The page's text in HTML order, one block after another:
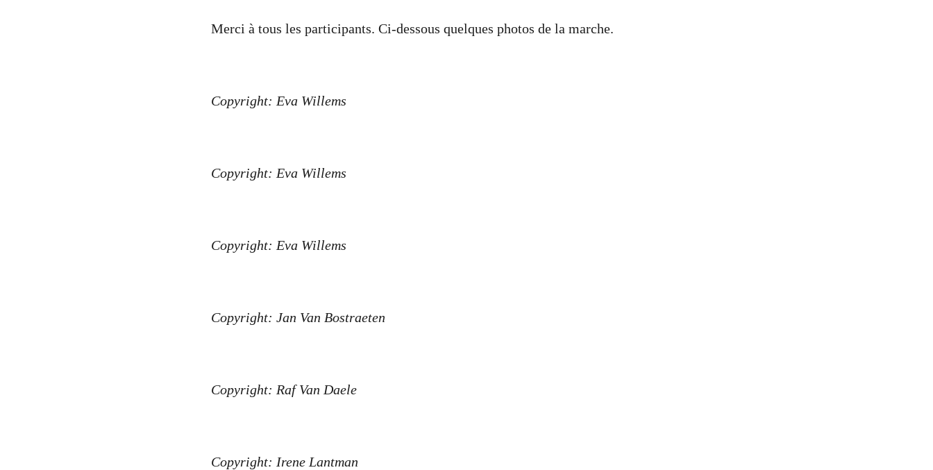
Merci à tous les participants. Ci-dessous quelques photos de la marche.
Copyright: Eva Willems
Copyright: Eva Willems
Copyright: Eva Willems
Copyright: Jan Van Bostraeten
Copyright: Raf Van Daele
Copyright: Irene Lantman